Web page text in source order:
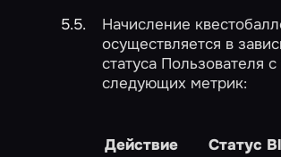
Начисление
осуществляется в
статуса Пользователя
следующих метрик:
Действие Статус